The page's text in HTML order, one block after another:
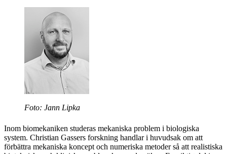
Foto: Jann Lipka
Inom biomekaniken studeras mekaniska problem i biologiska
system. Christian Gassers forskning handlar i huvudsak om att
förbättra mekaniska koncept och numeriska metoder så att realistiska